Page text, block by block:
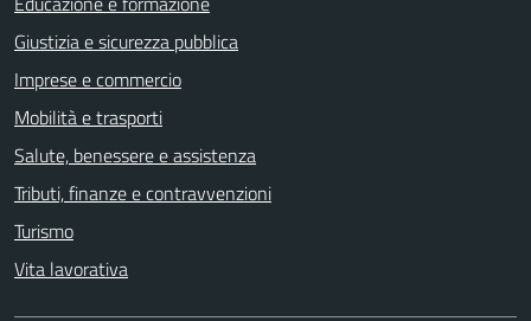
Giustizia e sicurezza pubblica
Imprese e commercio
Mobilità e trasporti
Salute, benessere e assistenza
Tributi, finanze e contravvenzioni
Turismo
Vita lavorativa